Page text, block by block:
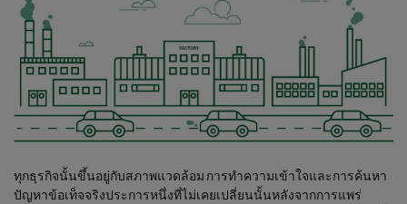
ทุกธุรกิจนั้นขึ้นอยู่กับสภาพแวดล้อม การทำความเข้าใจและการค้นหา
ปัญหาข้อเท็จจริงประการหนึ่งที่ไม่เคยเปลี่ยนนั้นหลังจากการแพร่